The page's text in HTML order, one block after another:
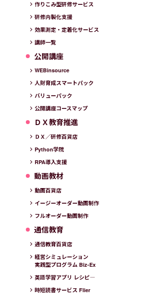
作りこみ型研修サービス
研修内製化支援
効果測定・定着化サービス
講師一覧
公開講座
WEBinsource
人財育成スマートパック
バリューパック
公開講座コースマップ
ＤＸ教育推進
ＤＸ／研修百貨店
Python学院
RPA導入支援
動画教材
動画百貨店
イージーオーダー動画制作
フルオーダー動画制作
通信教育
通信教育百貨店
経営シミュレーション
実践型プログラム Biz-Ex
英語学習アプリ レシピ―
時短読書サービス Flier